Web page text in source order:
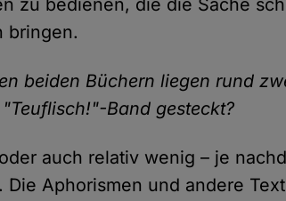
zu bedienen, die die Sache
bringen.
beiden Büchern liegen rund
Band gesteckt?
auch relativ wenig – je
Die Aphorismen und andere